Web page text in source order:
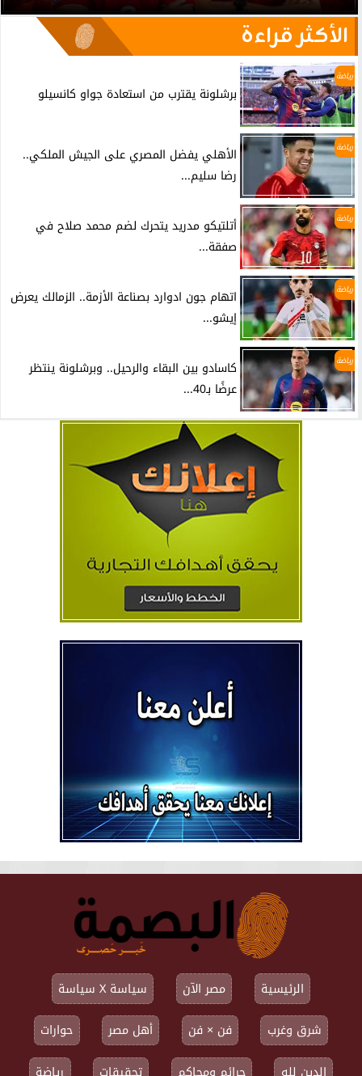
الأكثر قراءة
رياضة
برشلونة يقترب من استعادة جواو كانسيلو
رياضة
الأهلي يفضل المصري على الجيش الملكي..
رضا سليم...
رياضة
أتلتيكو مدريد يتحرك لضم محمد صلاح في
صفقة...
رياضة
اتهام جون ادوارد بصناعة الأزمة.. الزمالك يعرض
إيشو...
رياضة
كاسادو بين البقاء والرحيل.. وبرشلونة ينتظر
عرضًا بـ40...
الرئيسية مصر الآن
سياسة X سياسة
شرق وغرب
فن × فن أهل مصر
حوارات